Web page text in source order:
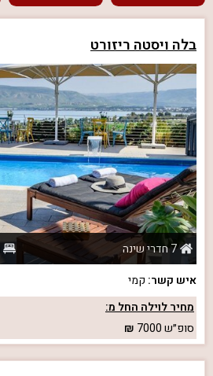
בלה ויסטה ריזורט
7 חדרי שינה
איש קשר: קמי
מחיר לוילה החל מ:
סופ״ש7000